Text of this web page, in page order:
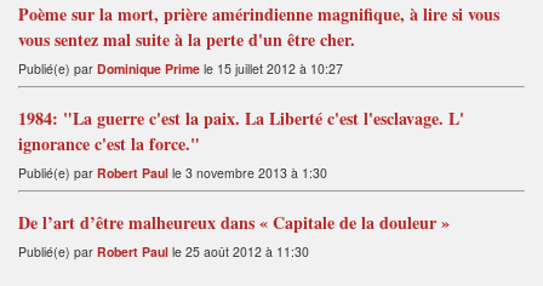
Poème sur la mort, prière amérindienne magnifique, à lire si vous
vous sentez mal suite à la perte d'un être cher.
Publié(e) par Dominique Prime le 15 juillet 2012 à 10:27
1984: "La guerre c'est la paix. La Liberté c'est l'esclavage. L'
ignorance c'est la force."
Publié(e) par Robert Paul le 3 novembre 2013 à 1:30
De l’art d’être malheureux dans « Capitale de la douleur »
Publié(e) par Robert Paul le 25 août 2012 à 11:30